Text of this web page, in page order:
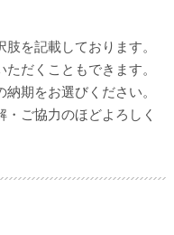
を記載しております。
だくこともできます。
期をお選びください。
ご協力のほどよろしく